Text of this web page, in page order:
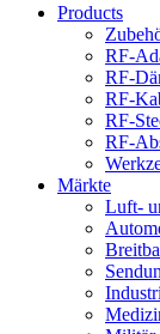
Products
RF-
RF-
RF-
RF-
RF-
Märkte
Luft-